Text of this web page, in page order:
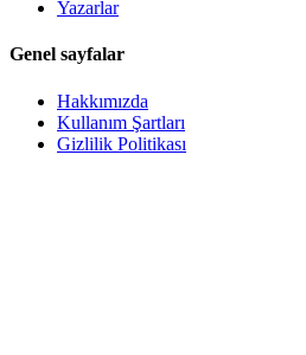
Yazarlar
Genel sayfalar
Hakkımızda
Kullanım Şartları
Gizlilik Politikası